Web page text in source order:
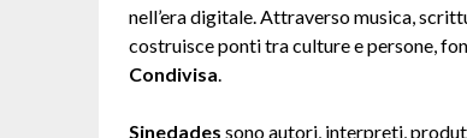
nell’era digitale. Attraverso musica,
costruisce ponti tra culture e persone,
Condivisa.
Sinedades sono autori, interpreti,